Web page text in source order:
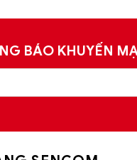
BÁO KHUYẾN